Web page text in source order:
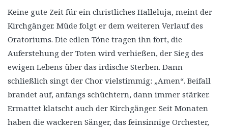
Keine gute Zeit für ein christliches Halleluja, meint der
Kirchgänger. Müde folgt er dem weiteren Verlauf des
Oratoriums. Die edlen Töne tragen ihn fort, die
Auferstehung der Toten wird verhießen, der Sieg des
ewigen Lebens über das irdische Sterben. Dann
schließlich singt der Chor vielstimmig: „Amen“. Beifall
brandet auf, anfangs schüchtern, dann immer stärker.
Ermattet klatscht auch der Kirchgänger. Seit Monaten
haben die wackeren Sänger, das feinsinnige Orchester,